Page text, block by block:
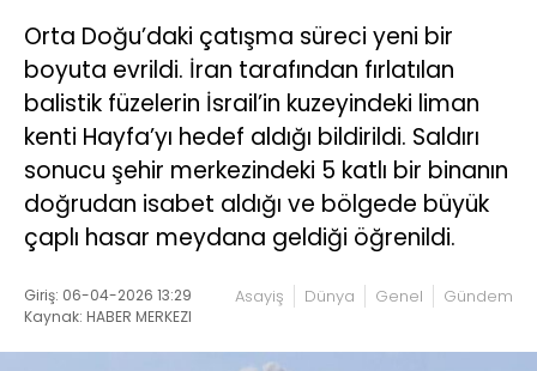
Orta Doğu’daki çatışma süreci yeni bir
boyuta evrildi. İran tarafından fırlatılan
balistik füzelerin İsrail’in kuzeyindeki liman
kenti Hayfa’yı hedef aldığı bildirildi. Saldırı
sonucu şehir merkezindeki 5 katlı bir binanın
doğrudan isabet aldığı ve bölgede büyük
çaplı hasar meydana geldiği öğrenildi.
Giriş: 06-04-2026 13:29
Kaynak: HABER MERKEZI
Asayiş Dünya Genel Gündem